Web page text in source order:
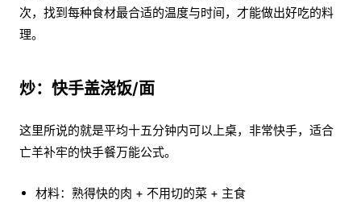
次，找到每种食材最合适的温度与时间，才能做出好吃的料
理。
炒：快手盖浇饭/面
这里所说的就是平均十五分钟内可以上桌，非常快手，适合
亡羊补牢的快手餐万能公式。
材料：熟得快的肉 + 不用切的菜 + 主食